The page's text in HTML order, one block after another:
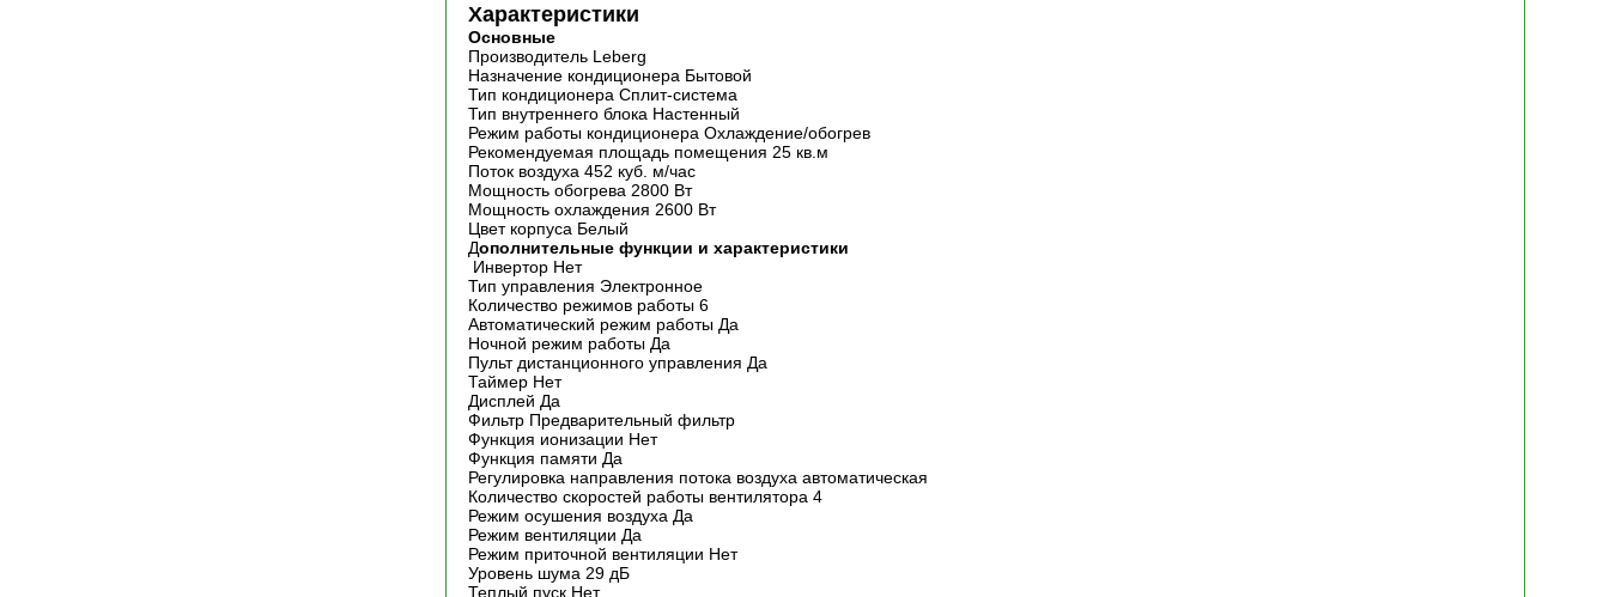
Характеристики
Основные
Производитель Leberg
Назначение кондиционера Бытовой
Тип кондиционера Сплит-система
Тип внутреннего блока Настенный
Режим работы кондиционера Охлаждение/обогрев
Рекомендуемая площадь помещения 25 кв.м
Поток воздуха 452 куб. м/час
Мощность обогрева 2800 Вт
Мощность охлаждения 2600 Вт
Цвет корпуса Белый
Дополнительные функции и характеристики
Инвертор Нет
Тип управления Электронное
Количество режимов работы 6
Автоматический режим работы Да
Ночной режим работы Да
Пульт дистанционного управления Да
Таймер Нет
Дисплей Да
Фильтр Предварительный фильтр
Функция ионизации Нет
Функция памяти Да
Регулировка направления потока воздуха автоматическая
Количество скоростей работы вентилятора 4
Режим осушения воздуха Да
Режим вентиляции Да
Режим приточной вентиляции Нет
Уровень шума 29 дБ
Теплый пуск Нет